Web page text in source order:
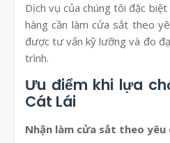
Dịch vụ của chúng tôi đặc
hàng cần làm cửa sắt theo
được tư vấn kỹ lưỡng và đo
trình.
Ưu điểm khi lựa
Cát Lái
Nhận làm cửa sắt theo yêu